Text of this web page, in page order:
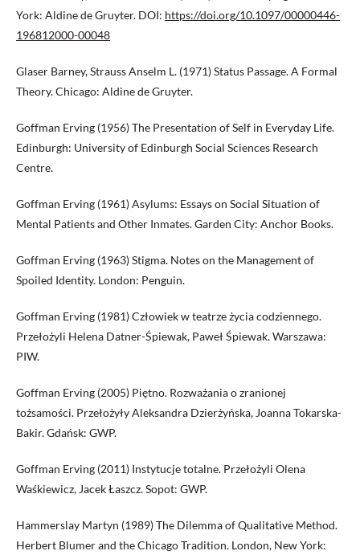
York: Aldine de Gruyter. DOI: https://doi.org/10.1097/00000446-
196812000-00048
Glaser Barney, Strauss Anselm L. (1971) Status Passage. A Formal
Theory. Chicago: Aldine de Gruyter.
Goffman Erving (1956) The Presentation of Self in Everyday Life.
Edinburgh: University of Edinburgh Social Sciences Research
Centre.
Goffman Erving (1961) Asylums: Essays on Social Situation of
Mental Patients and Other Inmates. Garden City: Anchor Books.
Goffman Erving (1963) Stigma. Notes on the Management of
Spoiled Identity. London: Penguin.
Goffman Erving (1981) Człowiek w teatrze życia codziennego.
Przełożyli Helena Datner-Śpiewak, Paweł Śpiewak. Warszawa:
PIW.
Goffman Erving (2005) Piętno. Rozważania o zranionej
tożsamości. Przełożyły Aleksandra Dzierżyńska, Joanna Tokarska-
Bakir. Gdańsk: GWP.
Goffman Erving (2011) Instytucje totalne. Przełożyli Olena
Waśkiewicz, Jacek Łaszcz. Sopot: GWP.
Hammerslay Martyn (1989) The Dilemma of Qualitative Method.
Herbert Blumer and the Chicago Tradition. London, New York: